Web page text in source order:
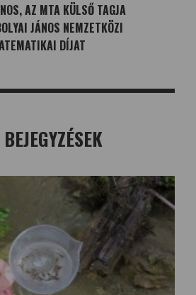
AZ MTA KÜLSŐ TAGJA
JÁNOS NEMZETKÖZI
DÍJAT